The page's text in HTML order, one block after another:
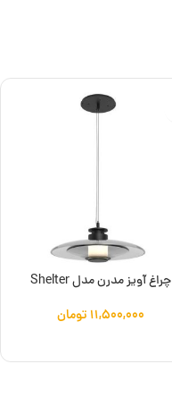
چراغ آویز مدرن مدل Shelter
۱۱,۵۰۰,۰۰۰ تومان